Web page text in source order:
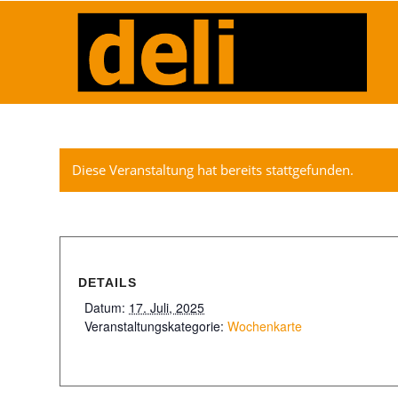
Diese Veranstaltung hat bereits stattgefunden.
DETAILS
Datum: 17. Juli, 2025
Veranstaltungskategorie: Wochenkarte